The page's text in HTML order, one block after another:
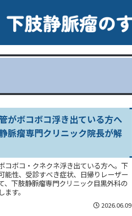
がボコボコ浮き出ている方へ
脈瘤専門クリニック院長が解
コボコ・クネクネ浮き出ている方へ。下
能性、受診すべき症状、日帰りレーザー
、下肢静脈瘤専門クリニック目黒外科の
す。
2026.06.09